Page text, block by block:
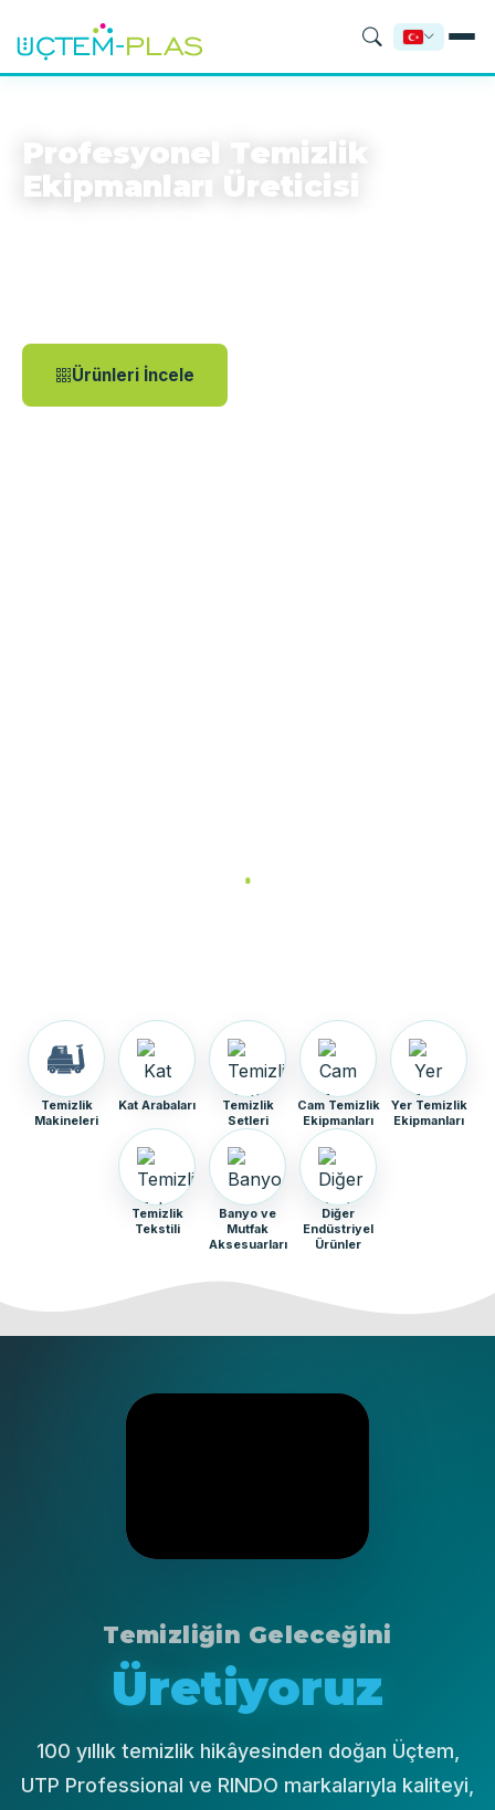
Profesyonel Temizlik
Ekipmanları Üreticisi
Ürünleri İncele
Temizlik
Makineleri
Kat Arabaları
Temizlik
Setleri
Cam Temizlik
Ekipmanları
Yer Temizlik
Ekipmanları
Temizlik
Tekstili
Banyo ve
Mutfak
Aksesuarları
Diğer
Endüstriyel
Ürünler
Temizliğin Geleceğini
Üretiyoruz
100 yıllık temizlik hikâyesinden doğan Üçtem,
UTP Professional ve RINDO markalarıyla kaliteyi,